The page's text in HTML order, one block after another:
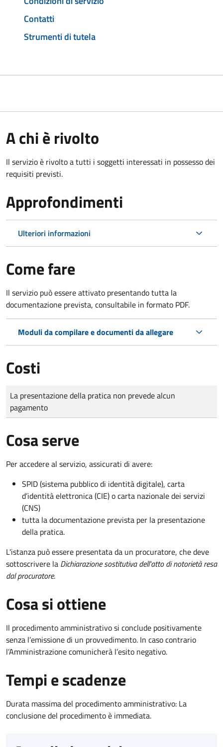
Contatti
Strumenti di tutela
A chi è rivolto
Il servizio è rivolto a tutti i soggetti interessati in possesso dei
requisiti previsti.
Approfondimenti
Ulteriori informazioni
Come fare
Il servizio può essere attivato presentando tutta la
documentazione prevista, consultabile in formato PDF.
Moduli da compilare e documenti da allegare
Costi
Tipo di pagamento
Importo
La presentazione della pratica non prevede alcun
pagamento
Cosa serve
Per accedere al servizio, assicurati di avere:
SPID (sistema pubblico di identità digitale), carta
d’identità elettronica (CIE) o carta nazionale dei servizi
(CNS)
tutta la documentazione prevista per la presentazione
della pratica.
L'istanza può essere presentata da un procuratore, che deve
sottoscrivere la Dichiarazione sostitutiva dell'atto di notorietà resa
dal procuratore.
Cosa si ottiene
Il procedimento amministrativo si conclude positivamente
senza l’emissione di un provvedimento. In caso contrario
l’Amministrazione comunicherà l’esito negativo.
Tempi e scadenze
Durata massima del procedimento amministrativo: La
conclusione del procedimento è immediata.